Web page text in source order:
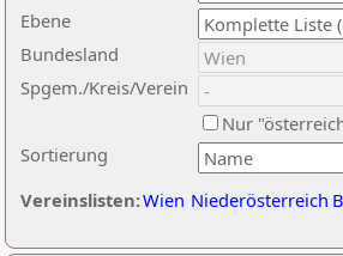
Ebene
Sortierung
Bundesland
Spgem./Kreis/Verein
Nur
Vereinslisten:Wien Niederösterreich